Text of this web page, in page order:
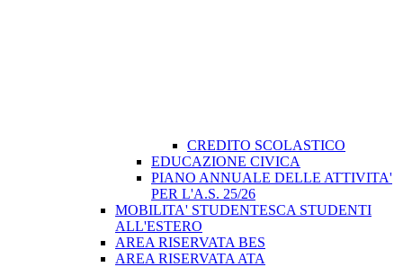
CREDITO SCOLASTICO
EDUCAZIONE CIVICA
PIANO ANNUALE DELLE ATTIVITA'
PER L'A.S. 25/26
MOBILITA' STUDENTESCA STUDENTI
ALL'ESTERO
AREA RISERVATA BES
AREA RISERVATA ATA